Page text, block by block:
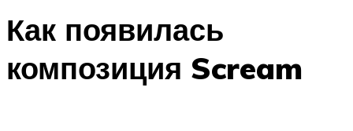
Как появилась
композиция Scream